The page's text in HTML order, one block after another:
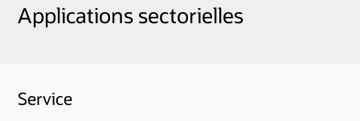
Applications sectorielles
Service